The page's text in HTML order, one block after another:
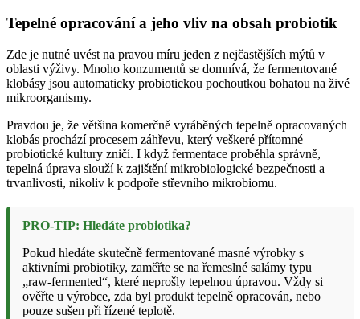
Tepelné opracování a jeho vliv na obsah probiotik
Zde je nutné uvést na pravou míru jeden z nejčastějších mýtů v
oblasti výživy. Mnoho konzumentů se domnívá, že fermentované
klobásy jsou automaticky probiotickou pochoutkou bohatou na živé
mikroorganismy.
Pravdou je, že většina komerčně vyráběných tepelně opracovaných
klobás prochází procesem záhřevu, který veškeré přítomné
probiotické kultury zničí. I když fermentace proběhla správně,
tepelná úprava slouží k zajištění mikrobiologické bezpečnosti a
trvanlivosti, nikoliv k podpoře střevního mikrobiomu.
PRO-TIP: Hledáte probiotika?
Pokud hledáte skutečně fermentované masné výrobky s
aktivními probiotiky, zaměřte se na řemeslné salámy typu
„raw-fermented“, které neprošly tepelnou úpravou. Vždy si
ověřte u výrobce, zda byl produkt tepelně opracován, nebo
pouze sušen při řízené teplotě.